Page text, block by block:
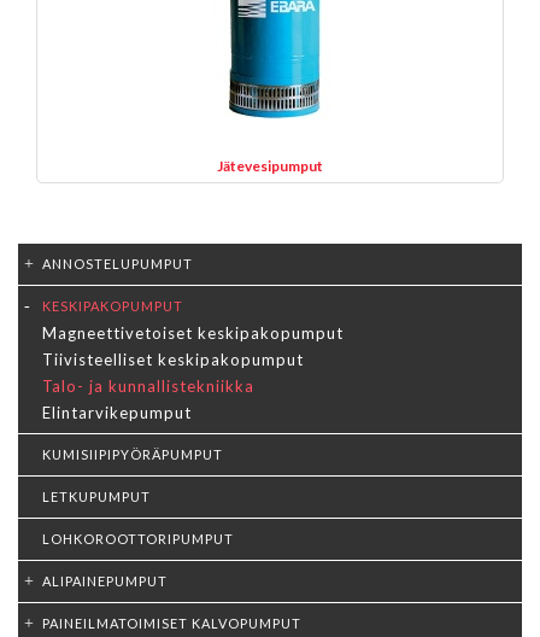
Jätevesipumput
ANNOSTELUPUMPUT
KESKIPAKOPUMPUT
Magneettivetoiset keskipakopumput
Tiivisteelliset keskipakopumput
Talo- ja kunnallistekniikka
Elintarvikepumput
KUMISIIPIPYÖRÄPUMPUT
LETKUPUMPUT
LOHKOROOTTORIPUMPUT
ALIPAINEPUMPUT
PAINEILMATOIMISET KALVOPUMPUT